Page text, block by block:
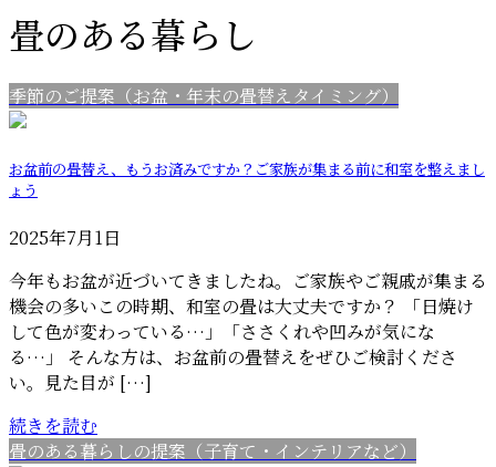
畳のある暮らし
季節のご提案（お盆・年末の畳替えタイミング）
お盆前の畳替え、もうお済みですか？ご家族が集まる前に和室を整えまし
ょう
2025年7月1日
今年もお盆が近づいてきましたね。ご家族やご親戚が集まる
機会の多いこの時期、和室の畳は大丈夫ですか？ 「日焼け
して色が変わっている…」「ささくれや凹みが気にな
る…」 そんな方は、お盆前の畳替えをぜひご検討くださ
い。見た目が […]
続きを読む
畳のある暮らしの提案（子育て・インテリアなど）